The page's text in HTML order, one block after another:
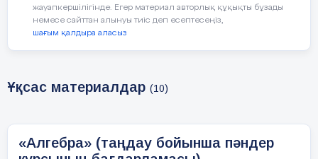
ғылыми газет-журналдармен және
әдебиетпен жұмыс істей білу.
ісінде оқушылардың шығармашылық
тапсырманы орындауына көбірек көңіл бөлуіне,
тиіс. Білімді тереңдету, оқушылардың ынтасы мен
жауапкершілігінде. Егер материал авторлық құқықты бұзады
немесе сайттан алынуы тиіс деп есептесеңіз,
шағым қалдыра аласыз
Ұқсас материалдар (10)
«Алгебра» (таңдау бойынша пәндер